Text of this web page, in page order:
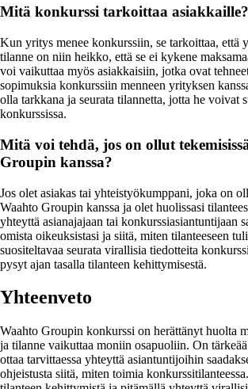
Mitä konkurssi tarkoittaa asiakkaille?
Kun yritys menee konkurssiin, se tarkoittaa, että
tilanne on niin heikko, että se ei kykene
voi vaikuttaa myös asiakkaisiin, jotka ovat
sopimuksia konkurssiin menneen yrityksen
olla tarkkana ja seurata tilannetta, jotta he voivat
konkurssissa.
Mitä voi tehdä, jos on ollut
Groupin kanssa?
Jos olet asiakas tai yhteistyökumppani, joka on
Waahto Groupin kanssa ja olet huolissasi
yhteyttä asianajajaan tai konkurssiasiantuntijaan
omista oikeuksistasi ja siitä, miten tilanteeseen
suositeltavaa seurata virallisia tiedotteita
pysyt ajan tasalla tilanteen kehittymisestä.
Yhteenveto
Waahto Groupin konkurssi on herättänyt huolta
ja tilanne vaikuttaa moniin osapuoliin. On
ottaa tarvittaessa yhteyttä asiantuntijoihin
ohjeistusta siitä, miten toimia